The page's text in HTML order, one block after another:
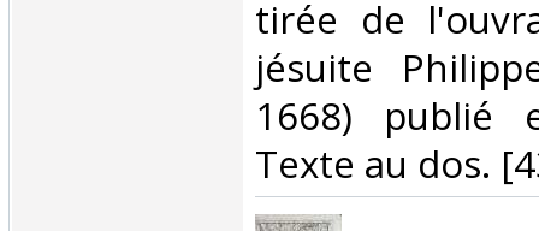
tirée de
jésuite
1668) publié
Texte au dos.